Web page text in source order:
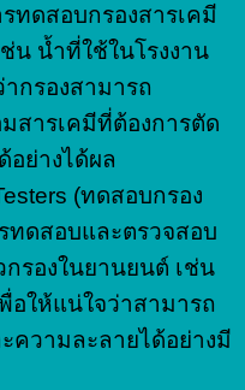
ทดสอบกรองสารเคมี
น น้ำที่ใช้ในโรงงาน
กรองสามารถ
สารเคมีที่ต้องการตัด
อย่างได้ผล
(ทดสอบกรอง
ทดสอบและตรวจสอบ
รองในยานยนต์ เช่น
อให้แน่ใจว่าสามารถ
ความละลายได้อย่างมี